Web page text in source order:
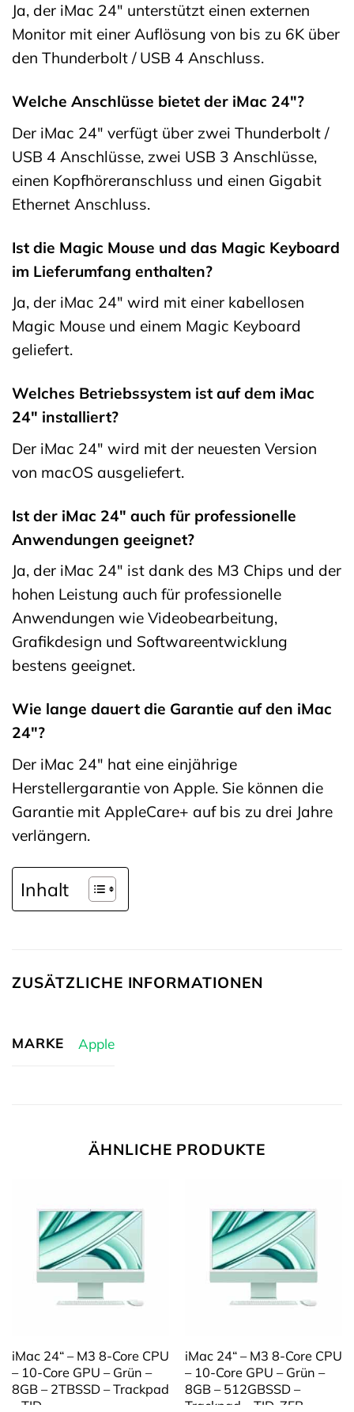
Ja, der iMac 24″ unterstützt einen externen
Monitor mit einer Auflösung von bis zu 6K über
den Thunderbolt / USB 4 Anschluss.
Welche Anschlüsse bietet der iMac 24″?
Der iMac 24″ verfügt über zwei Thunderbolt /
USB 4 Anschlüsse, zwei USB 3 Anschlüsse,
einen Kopfhöreranschluss und einen Gigabit
Ethernet Anschluss.
Ist die Magic Mouse und das Magic Keyboard
im Lieferumfang enthalten?
Ja, der iMac 24″ wird mit einer kabellosen
Magic Mouse und einem Magic Keyboard
geliefert.
Welches Betriebssystem ist auf dem iMac
24″ installiert?
Der iMac 24″ wird mit der neuesten Version
von macOS ausgeliefert.
Ist der iMac 24″ auch für professionelle
Anwendungen geeignet?
Ja, der iMac 24″ ist dank des M3 Chips und der
hohen Leistung auch für professionelle
Anwendungen wie Videobearbeitung,
Grafikdesign und Softwareentwicklung
bestens geeignet.
Wie lange dauert die Garantie auf den iMac
24″?
Der iMac 24″ hat eine einjährige
Herstellergarantie von Apple. Sie können die
Garantie mit AppleCare+ auf bis zu drei Jahre
verlängern.
Inhalt
ZUSÄTZLICHE INFORMATIONEN
MARKE Apple
ÄHNLICHE PRODUKTE
iMac 24“ – M3 8-Core CPU
– 10-Core GPU – Grün –
8GB – 2TBSSD – Trackpad
– TID
iMac 24“ – M3 8-Core CPU
– 10-Core GPU – Grün –
8GB – 512GBSSD –
Trackpad – TID-ZFB